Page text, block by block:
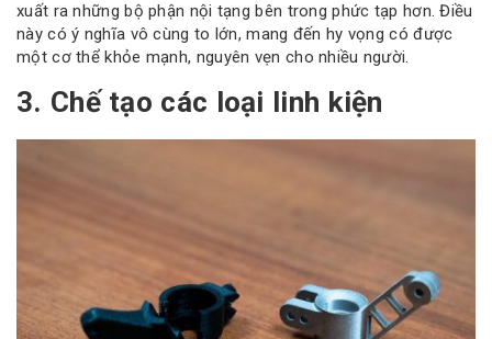
xuất ra những bộ phận nội tạng bên trong phức tạp hơn. Điều
này có ý nghĩa vô cùng to lớn, mang đến hy vọng có được
một cơ thể khỏe mạnh, nguyên vẹn cho nhiều người.
3. Chế tạo các loại linh kiện